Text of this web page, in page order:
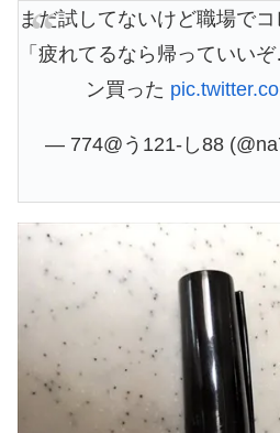
まだ試してないけど職場で
「疲れてるなら帰っていい
ン買った
— 774@う121-し88